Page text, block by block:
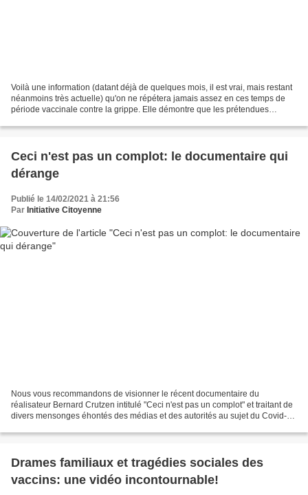
Voilà une information (datant déjà de quelques mois, il est vrai, mais restant
néanmoins très actuelle) qu'on ne répétera jamais assez en ces temps de
période vaccinale contre la grippe. Elle démontre que les prétendues
Ceci n'est pas un complot: le documentaire qui
dérange
Publié le 14/02/2021 à 21:56
Par Initiative Citoyenne
Nous vous recommandons de visionner le récent documentaire du
réalisateur Bernard Crutzen intitulé "Ceci n'est pas un complot" et traitant de
divers mensonges éhontés des médias et des autorités au sujet du Covid-
Drames familiaux et tragédies sociales des
vaccins: une vidéo incontournable!